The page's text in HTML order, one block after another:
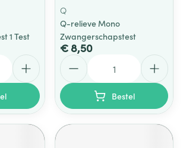
1 Test
Q
Q-relieve Mono
Zwangerschapstest
€ 8,50
Bestel